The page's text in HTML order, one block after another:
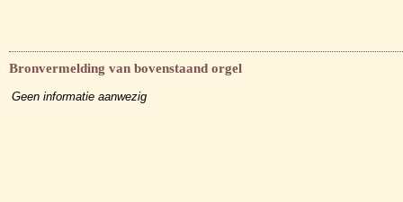
Bronvermelding van bovenstaand orgel
Geen informatie aanwezig